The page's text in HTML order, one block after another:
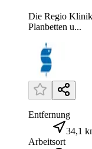
Die Regio
Planbetten u...
Entfernung
34,1
Arbeitsort